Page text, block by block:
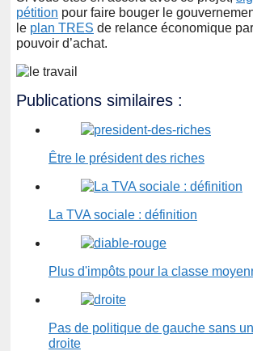
pétition pour faire bouger le
le plan TRES de relance économique
pouvoir d’achat.
Publications similaires :
Être le président des riches
La TVA sociale : définition
Plus d'impôts pour la classe
Pas de politique de gauche sans
droite